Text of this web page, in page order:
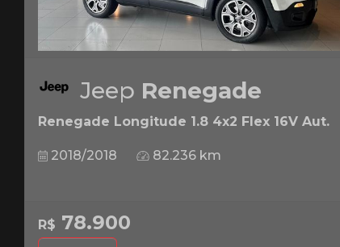
Jeep Renegade
Renegade Longitude 1.8 4x2 Flex 16V Aut.
2018/2018 82.236 km
R$ 78.900